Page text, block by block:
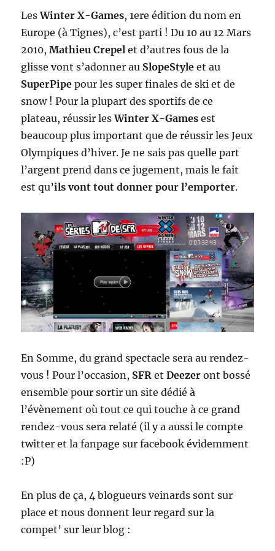
LesWinter X-Games, 1ere édition du nom en
Europe (à Tignes), c’est parti ! Du 10 au 12 Mars
2010,Mathieu Crepel et d’autres fous de la
glisse vont s’adonner au SlopeStyle et au
SuperPipe pour les super finales de ski et de
snow ! Pour la plupart des sportifs de ce
plateau, réussir lesWinter X-Games est
beaucoup plus important que de réussir les Jeux
Olympiques d’hiver. Je ne sais pas quelle part
l’argent prend dans ce jugement, mais le fait
est qu’ils vont tout donner pour l’emporter.
En Somme, du grand spectacle sera au rendez-
vous ! Pour l’occasion, SFR etDeezer ont bossé
ensemble pour sortir un site dédié à
l’évènement où tout ce qui touche à ce grand
rendez-vous sera relaté (il y a aussi le compte
twitter et la fanpage sur facebook évidemment
:P)
En plus de ça, 4 blogueurs veinards sont sur
place et nous donnent leur regard sur la
compet’ sur leur blog :